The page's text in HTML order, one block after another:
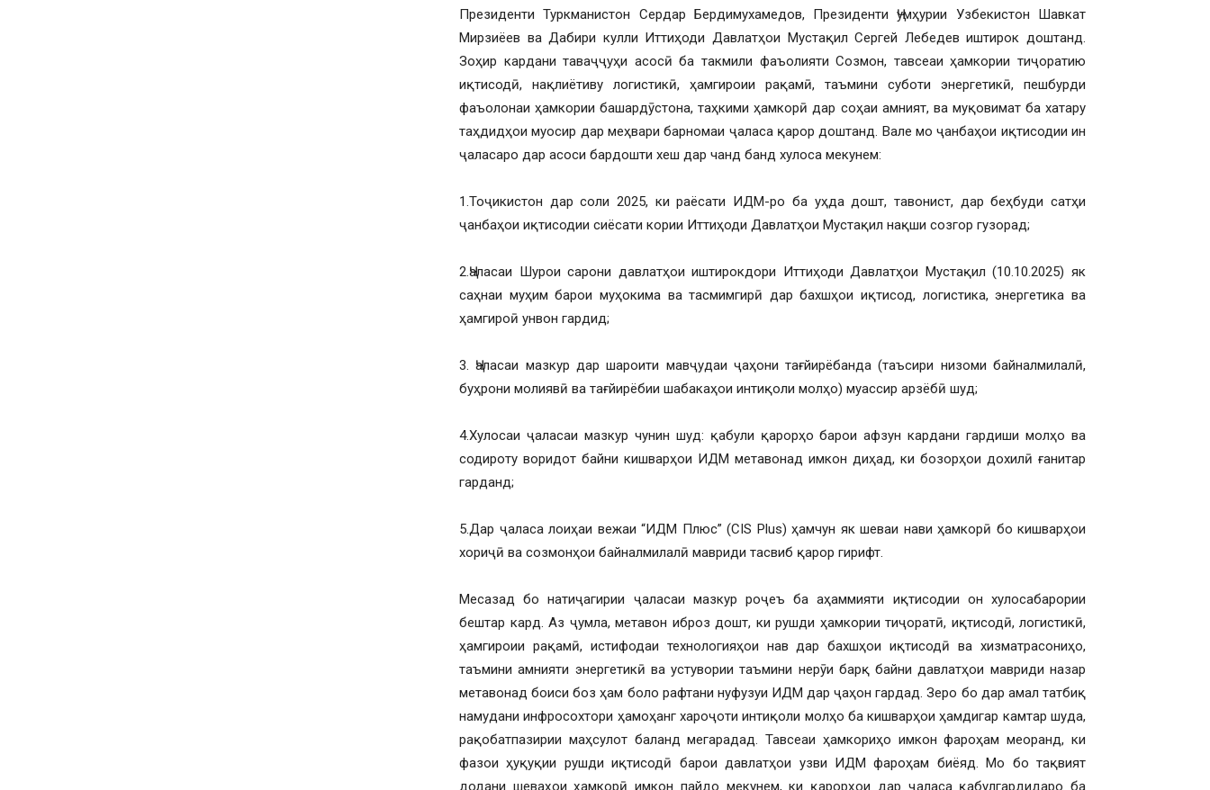
Президенти Туркманистон Сердар Бердимухамедов, Президенти Ҷумҳурии Узбекистон Шавкат
Мирзиёев ва Дабири кулли Иттиҳоди Давлатҳои Мустақил Сергей Лебедев иштирок доштанд.
Зоҳир кардани таваҷҷуҳи асосӣ ба такмили фаъолияти Созмон, тавсеаи ҳамкории тиҷоратию
иқтисодӣ, нақлиётиву логистикӣ, ҳамгироии рақамӣ, таъмини суботи энергетикӣ, пешбурди
фаъолонаи ҳамкории башардӯстона, таҳкими ҳамкорӣ дар соҳаи амният, ва муқовимат ба хатару
таҳдидҳои муосир дар меҳвари барномаи ҷаласа қарор доштанд. Вале мо ҷанбаҳои иқтисодии ин
ҷаласаро дар асоси бардошти хеш дар чанд банд хулоса мекунем:
1.Тоҷикистон дар соли 2025, ки раёсати ИДМ-ро ба уҳда дошт, тавонист, дар беҳбуди сатҳи
ҷанбаҳои иқтисодии сиёсати кории Иттиҳоди Давлатҳои Мустақил нақши созгор гузорад;
2.Ҷаласаи Шурои сарони давлатҳои иштирокдори Иттиҳоди Давлатҳои Мустақил (10.10.2025) як
саҳнаи муҳим барои муҳокима ва тасмимгирӣ дар бахшҳои иқтисод, логистика, энергетика ва
ҳамгироӣ унвон гардид;
3. Ҷаласаи мазкур дар шароити мавҷудаи ҷаҳони тағйирёбанда (таъсири низоми байналмилалӣ,
буҳрони молиявӣ ва тағйирёбии шабакаҳои интиқоли молҳо) муассир арзёбӣ шуд;
4.Хулосаи ҷаласаи мазкур чунин шуд: қабули қарорҳо барои афзун кардани гардиши молҳо ва
содироту воридот байни кишварҳои ИДМ метавонад имкон диҳад, ки бозорҳои дохилӣ ғанитар
гарданд;
5.Дар ҷаласа лоиҳаи вежаи “ИДМ Плюс” (CIS Plus) ҳамчун як шеваи нави ҳамкорӣ бо кишварҳои
хориҷӣ ва созмонҳои байналмилалӣ мавриди тасвиб қарор гирифт.
Месазад бо натиҷагирии ҷаласаи мазкур роҷеъ ба аҳаммияти иқтисодии он хулосабарории
бештар кард. Аз ҷумла, метавон иброз дошт, ки рушди ҳамкории тиҷоратӣ, иқтисодӣ, логистикӣ,
ҳамгироии рақамӣ, истифодаи технологияҳои нав дар бахшҳои иқтисодӣ ва хизматрасониҳо,
таъмини амнияти энергетикӣ ва устувории таъмини нерӯи барқ байни давлатҳои мавриди назар
метавонад боиси боз ҳам боло рафтани нуфузуи ИДМ дар ҷаҳон гардад. Зеро бо дар амал татбиқ
намудани инфросохтори ҳамоҳанг хароҷоти интиқоли молҳо ба кишварҳои ҳамдигар камтар шуда,
рақобатпазирии маҳсулот баланд мегарадад. Тавсеаи ҳамкориҳо имкон фароҳам меоранд, ки
фазои ҳуқуқии рушди иқтисодӣ барои давлатҳои узви ИДМ фароҳам биёяд. Мо бо тақвият
додани шеваҳои ҳамкорӣ имкон пайдо мекунем, ки қарорҳои дар ҷаласа қабулгардидаро ба